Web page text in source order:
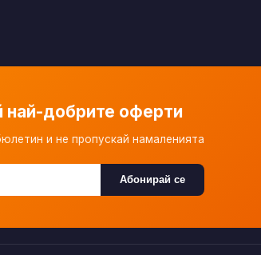
най-добрите оферти
и не пропускай намаленията
Абонирай се